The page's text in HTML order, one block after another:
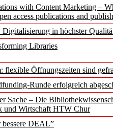
with Content Marketing –
access publications and
Digitalisierung in höchster
Libraries
flexible Öffnungszeiten sind
Runde erfolgreich
Sache – Die
und Wirtschaft HTW Chur
bessere DEAL”
2026(August